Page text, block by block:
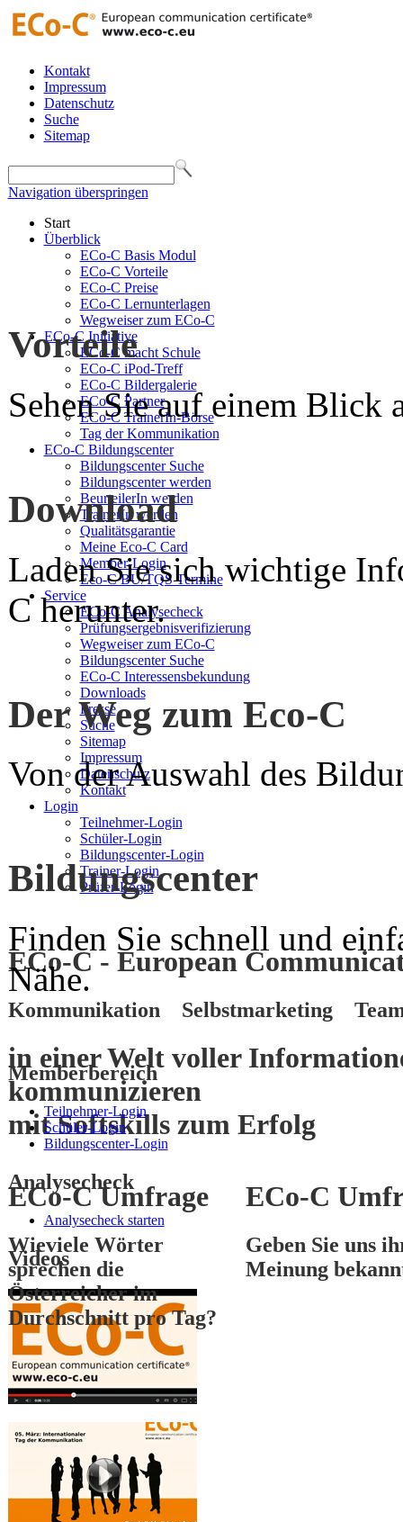
Kontakt
Impressum
Datenschutz
Suche
Sitemap
Navigation überspringen
Start
Überblick
ECo-C Basis Modul
ECo-C Vorteile
ECo-C Preise
ECo-C Lernunterlagen
Wegweiser zum ECo-C
ECo-C Initiative
ECo-C macht Schule
ECo-C iPod-Treff
ECo-C Bildergalerie
ECo-C Partner
ECo-C TrainerIn-Börse
Tag der Kommunikation
ECo-C Bildungscenter
Bildungscenter Suche
Bildungscenter werden
BeurteilerIn werden
TrainerIn werden
Qualitätsgarantie
Meine Eco-C Card
Member-Login
Eco-C BU/TQS Termine
Service
ECo-C Analysecheck
Prüfungsergebnisverifizierung
Wegweiser zum ECo-C
Bildungscenter Suche
ECo-C Interessensbekundung
Downloads
Presse
Suche
Sitemap
Impressum
Datenschutz
Kontakt
Login
Teilnehmer-Login
Schüler-Login
Bildungscenter-Login
Trainer-Login
Prüfer-Login
ECo-C - European
Kommunikation Selbstmarketing
in einer Welt voller
kommunizieren
mitSoftskillszum Erfolg
ECo-C Umfrage
Wieviele Wörter
sprechen die
Österreicher im
Durchschnitt pro Tag?
ECo-C
Geben Sie uns
Meinung
3
Vorteile
Sehen Sie auf einem Blick
Download
Laden Sie sich wichtige
C herunter.
Der Weg zum Eco-C
Von der Auswahl des
Bildungscenter
Finden Sie schnell und
Nähe.
Memberbereich
Teilnehmer-Login
Schüler-Login
Bildungscenter-Login
Analysecheck
Analysecheck starten
Videos